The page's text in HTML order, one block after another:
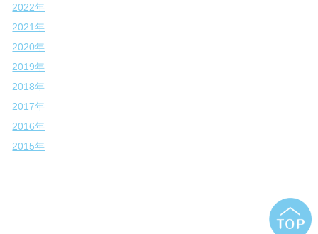
2022年
2021年
2020年
2019年
2018年
2017年
2016年
2015年